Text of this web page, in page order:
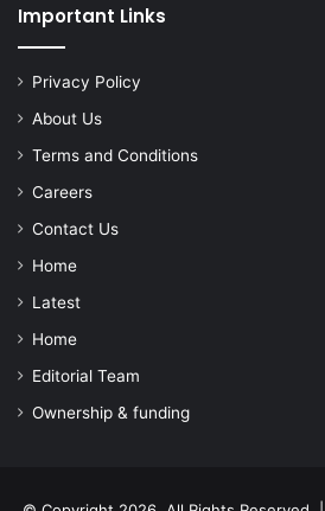
Important Links
Privacy Policy
About Us
Terms and Conditions
Careers
Contact Us
Home
Latest
Home
Editorial Team
Ownership & funding